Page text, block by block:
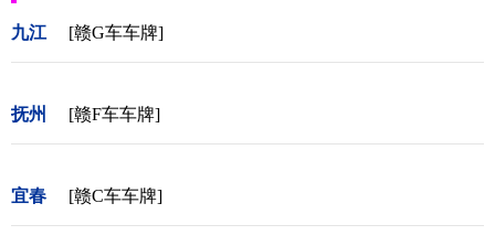
九江 [赣G车车牌]
抚州 [赣F车车牌]
宜春 [赣C车车牌]